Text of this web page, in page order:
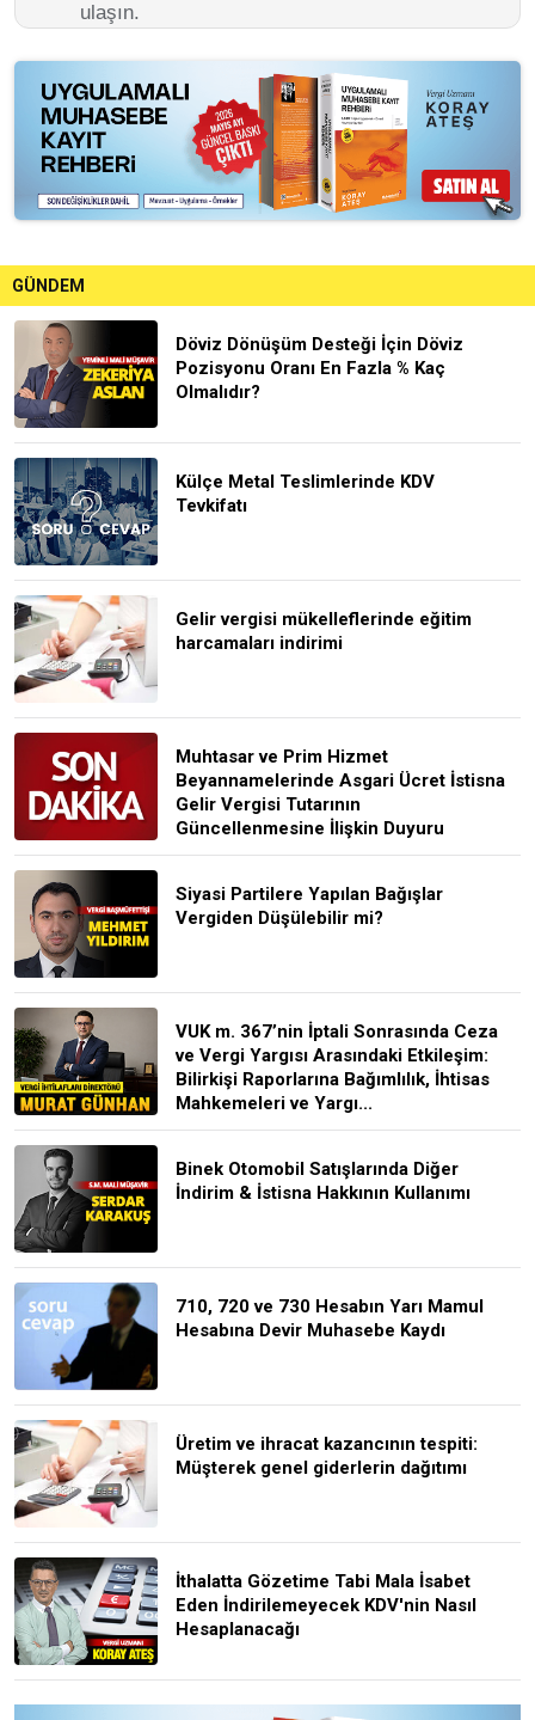
ulaşın.
GÜNDEM
Döviz Dönüşüm Desteği İçin Döviz
Pozisyonu Oranı En Fazla % Kaç
Olmalıdır?
Külçe Metal Teslimlerinde KDV
Tevkifatı
Gelir vergisi mükelleflerinde eğitim
harcamaları indirimi
Muhtasar ve Prim Hizmet
Beyannamelerinde Asgari Ücret İstisna
Gelir Vergisi Tutarının
Güncellenmesine İlişkin Duyuru
Siyasi Partilere Yapılan Bağışlar
Vergiden Düşülebilir mi?
VUK m. 367’nin İptali Sonrasında Ceza
ve Vergi Yargısı Arasındaki Etkileşim:
Bilirkişi Raporlarına Bağımlılık, İhtisas
Mahkemeleri ve Yargı...
Binek Otomobil Satışlarında Diğer
İndirim & İstisna Hakkının Kullanımı
710, 720 ve 730 Hesabın Yarı Mamul
Hesabına Devir Muhasebe Kaydı
Üretim ve ihracat kazancının tespiti:
Müşterek genel giderlerin dağıtımı
İthalatta Gözetime Tabi Mala İsabet
Eden İndirilemeyecek KDV'nin Nasıl
Hesaplanacağı